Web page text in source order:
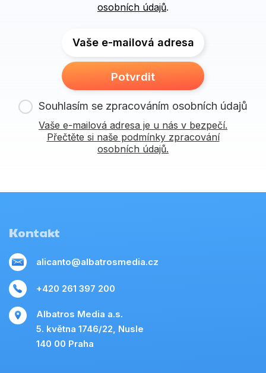
osobních údajů.
Vaše e-mailová adresa
Potvrdit
Souhlasím se zpracováním osobních údajů
Vaše e-mailová adresa je u nás v bezpečí.
Přečtěte si naše podmínky zpracování
osobních údajů.
Kontakt
alicanto@albatrosmedia.cz
+420 261 397 200
Albatros Media a.s.
5. května 1746/22, Nusle
140 00 Praha